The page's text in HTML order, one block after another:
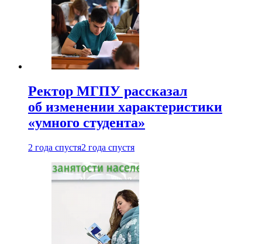
Ректор МГПУ рассказал
об изменении характеристики
«умного студента»
2 года спустя2 года спустя